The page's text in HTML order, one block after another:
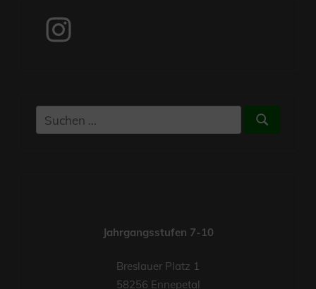
Instagram
Suchen
nach:
Suchen
Jahrgangsstufen 7-10
Breslauer Platz 1
58256 Ennepetal